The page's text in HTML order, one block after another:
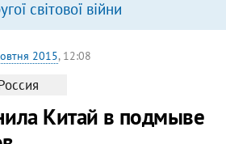
світової війни
2015, 12:08
Китай в подмыве